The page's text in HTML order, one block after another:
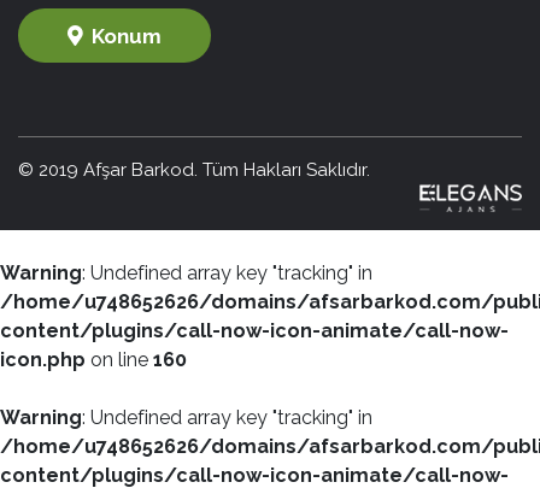
Konum
© 2019 Afşar Barkod. Tüm Hakları Saklıdır.
Warning: Undefined array key "tracking" in
/home/u748652626/domains/afsarbarkod.com/
content/plugins/call-now-icon-animate/call-now-
icon.php on line 160
Warning: Undefined array key "tracking" in
/home/u748652626/domains/afsarbarkod.com/
content/plugins/call-now-icon-animate/call-now-